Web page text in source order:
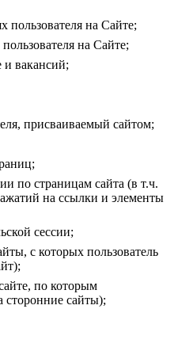
пользователя на Сайте;
на Сайте;
и вакансий;
присваиваемый сайтом;
по страницам сайта (в т.ч.
на ссылки и элементы
сессии;
с которых пользователь
по которым
сторонние сайты);